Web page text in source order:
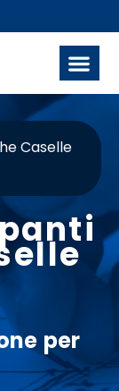
Caselle
per